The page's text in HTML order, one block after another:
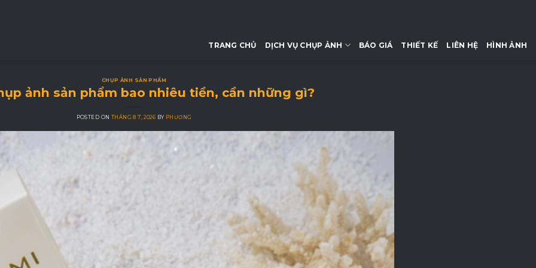
TRANG CHỦ DỊCH VỤ CHỤP ẢNH BÁO GIÁ THIẾT KẾ LIÊN HỆ HÌNH ẢNH
CHỤP ẢNH SẢN PHẨM
ảnh sản phẩm bao nhiêu tiền, cần những gì?
POSTED ON THÁNG 8 7, 2026 BY PHƯƠNG